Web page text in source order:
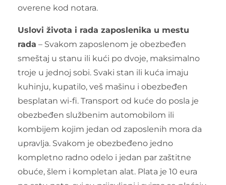
overene kod notara.
Uslovi života i rada zaposlenika u mestu
rada – Svakom zaposlenom je obezbeđen
smeštaj u stanu ili kući po dvoje, maksimalno
troje u jednoj sobi. Svaki stan ili kuća imaju
kuhinju, kupatilo, veš mašinu i obezbeđen
besplatan wi-fi. Transport od kuće do posla je
obezbeđen službenim automobilom ili
kombijem kojim jedan od zaposlenih mora da
upravlja. Svakom je obezbeđeno jedno
kompletno radno odelo i jedan par zaštitne
obuće, šlem i kompletan alat. Plata je 10 eura